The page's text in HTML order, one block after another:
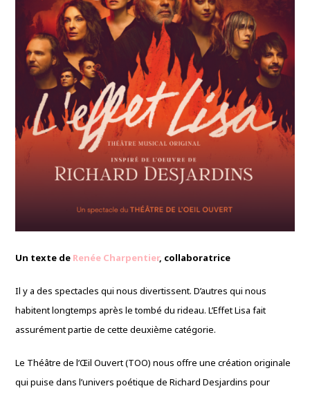
Un texte de Renée Charpentier, collaboratrice
Il y a des spectacles qui nous divertissent. D’autres qui nous
habitent longtemps après le tombé du rideau. L’Effet Lisa fait
assurément partie de cette deuxième catégorie.
Le Théâtre de l’Œil Ouvert (TOO) nous offre une création originale
qui puise dans l’univers poétique de Richard Desjardins pour